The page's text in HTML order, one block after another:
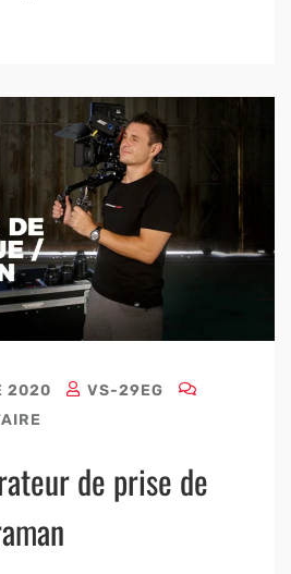
2020
VS-29EG
de prise de